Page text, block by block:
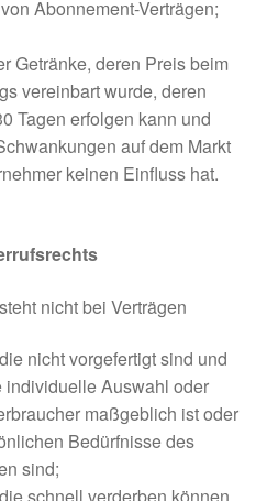
Abonnement-Verträgen;
Getränke, deren Preis beim
vereinbart wurde, deren
Tagen erfolgen kann und
auf dem Markt
keinen Einfluss hat.
nicht bei Verträgen
nicht vorgefertigt sind und
Auswahl oder
maßgeblich ist oder
Bedürfnisse des
sind;